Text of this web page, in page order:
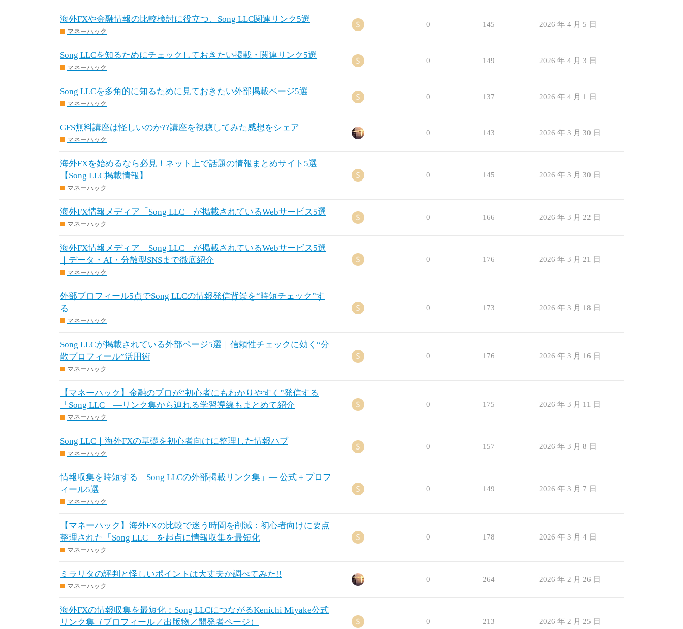
海外FXや金融情報の比較検討に役立つ、Song LLC関連リンク5選
マネーハック
0 145 2026 年 4 月 5 日
Song LLCを知るためにチェックしておきたい掲載・関連リンク5選
マネーハック
0 149 2026 年 4 月 3 日
Song LLCを多角的に知るために見ておきたい外部掲載ページ5選
マネーハック
0 137 2026 年 4 月 1 日
GFS無料講座は怪しいのか??講座を視聴してみた感想をシェア
マネーハック
0 143 2026 年 3 月 30 日
海外FXを始めるなら必見！ネット上で話題の情報まとめサイト5選
【Song LLC掲載情報】
マネーハック
0 145 2026 年 3 月 30 日
海外FX情報メディア「Song LLC」が掲載されているWebサービス5選
マネーハック
0 166 2026 年 3 月 22 日
海外FX情報メディア「Song LLC」が掲載されているWebサービス5選
｜データ・AI・分散型SNSまで徹底紹介
マネーハック
0 176 2026 年 3 月 21 日
外部プロフィール5点でSong LLCの情報発信背景を“時短チェック”す
る
マネーハック
0 173 2026 年 3 月 18 日
Song LLCが掲載されている外部ページ5選｜信頼性チェックに効く“分
散プロフィール”活用術
マネーハック
0 176 2026 年 3 月 16 日
【マネーハック】金融のプロが“初心者にもわかりやすく”発信する
「Song LLC」—リンク集から辿れる学習導線もまとめて紹介
マネーハック
0 175 2026 年 3 月 11 日
Song LLC｜海外FXの基礎を初心者向けに整理した情報ハブ
マネーハック
0 157 2026 年 3 月 8 日
情報収集を時短する「Song LLCの外部掲載リンク集」— 公式＋プロフ
ィール5選
マネーハック
0 149 2026 年 3 月 7 日
【マネーハック】海外FXの比較で迷う時間を削減：初心者向けに要点
整理された「Song LLC」を起点に情報収集を最短化
マネーハック
0 178 2026 年 3 月 4 日
ミラリタの評判と怪しいポイントは大丈夫か調べてみた!!
マネーハック
0 264 2026 年 2 月 26 日
海外FXの情報収集を最短化：Song LLCにつながるKenichi Miyake公式
リンク集（プロフィール／出版物／開発者ページ）
0 213 2026 年 2 月 25 日